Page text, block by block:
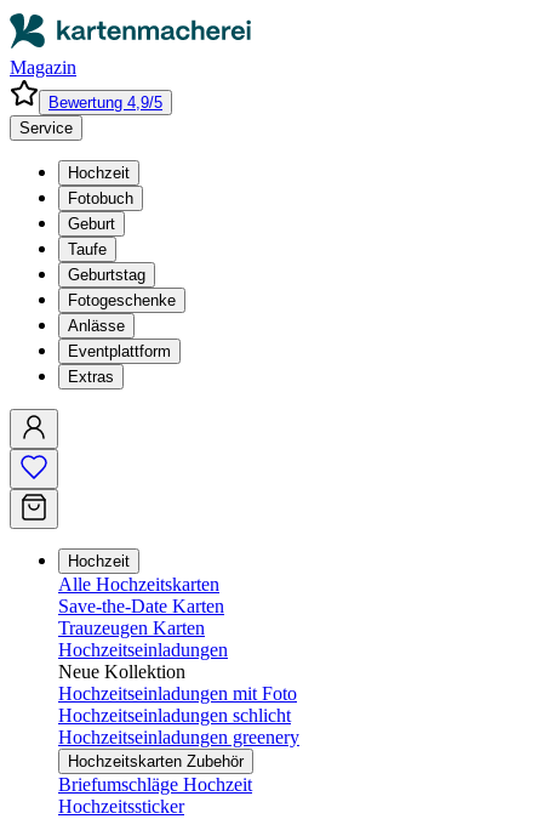
Magazin
Bewertung 4,9/5
Service
Hochzeit
Fotobuch
Geburt
Taufe
Geburtstag
Fotogeschenke
Anlässe
Eventplattform
Extras
Hochzeit
Alle Hochzeitskarten
Save-the-Date Karten
Trauzeugen Karten
Hochzeitseinladungen
Neue Kollektion
Hochzeitseinladungen mit Foto
Hochzeitseinladungen schlicht
Hochzeitseinladungen greenery
Hochzeitskarten Zubehör
Briefumschläge Hochzeit
Hochzeitssticker